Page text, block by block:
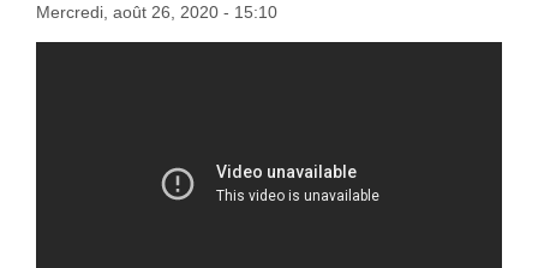
Mercredi, août 26, 2020 - 15:10
DE 2016 À 2020